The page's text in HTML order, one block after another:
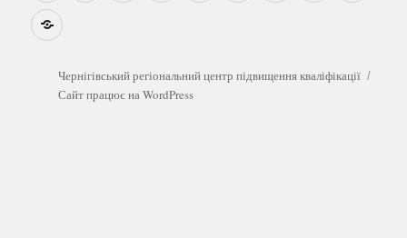
Які
безоплатні
можна
пройти
у
Чернігівський регіональний центр підвищення кваліфікації
Сайт працює на WordPress